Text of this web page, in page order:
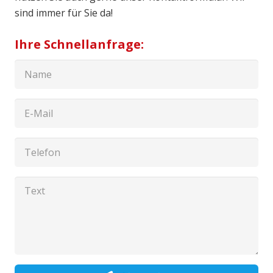
sind immer für Sie da!
Ihre Schnellanfrage: